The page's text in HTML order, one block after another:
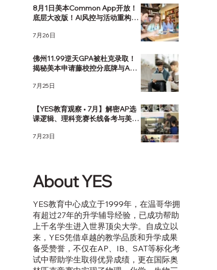
8月1日美本Common App开放！
底层大改版！AI风控与活动重构，
7月26日
佛州11.99逆天GPA被杜克录取！
揭秘美本申请藤校控分底牌与AP
7月25日
【YES教育观察 • 7月】解密AP选
课逻辑、理科竞赛长线备考与美本
7月23日
About YES
YES教育中心成立于1999年，在温哥华拥
有超过27年的升学辅导经验，已成功帮助
上千名学生进入世界顶尖大学。自成立以
来，YES凭借卓越的教学品质和升学成果
备受赞誉，不仅在AP、IB、SAT等标化考
试中帮助学生取得优异成绩，更在国际奥